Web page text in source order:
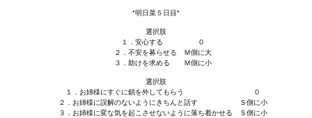
Doom 3 Remaster Fan Edition
X2 - The Threat Remaster Fan Edition
*明日菜５日目*
選択肢
１．安心する ０
２．不安を募らせる Ｍ側に大
３．助けを求める Ｍ側に小
選択肢
１．お姉様にすぐに鎖を外してもらう ０
２．お姉様に誤解のないようにきちんと話す Ｓ側に小
３．お姉様に変な気を起こさせないように落ち着かせる Ｓ側に小